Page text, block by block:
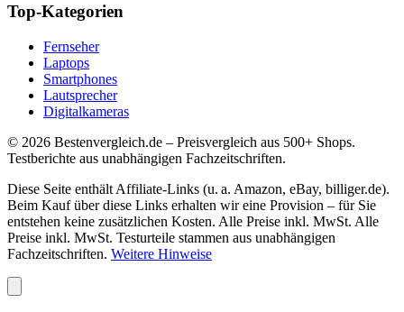
Top-Kategorien
Fernseher
Laptops
Smartphones
Lautsprecher
Digitalkameras
© 2026 Bestenvergleich.de – Preisvergleich aus 500+ Shops.
Testberichte aus unabhängigen Fachzeitschriften.
Diese Seite enthält Affiliate-Links (u. a. Amazon, eBay, billiger.de).
Beim Kauf über diese Links erhalten wir eine Provision – für Sie
entstehen keine zusätzlichen Kosten. Alle Preise inkl. MwSt. Alle
Preise inkl. MwSt. Testurteile stammen aus unabhängigen
Fachzeitschriften. Weitere Hinweise